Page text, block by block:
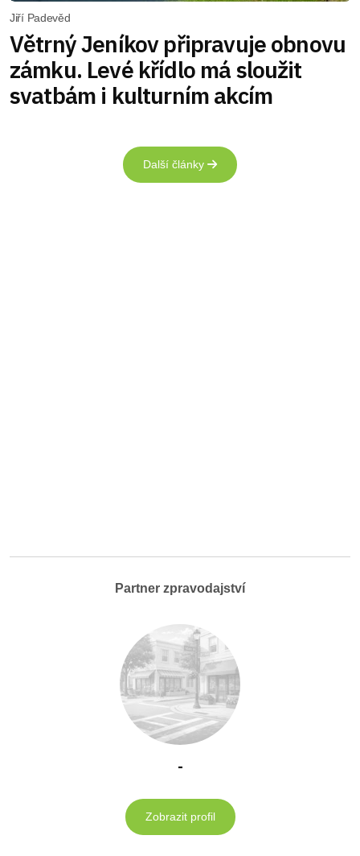
Jiří Padevěd
Větrný Jeníkov připravuje obnovu
zámku. Levé křídlo má sloužit
svatbám i kulturním akcím
Další články
Partner zpravodajství
-
Zobrazit profil